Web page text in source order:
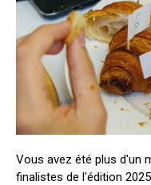
Vous avez été plus d'un
finalistes de l'édition